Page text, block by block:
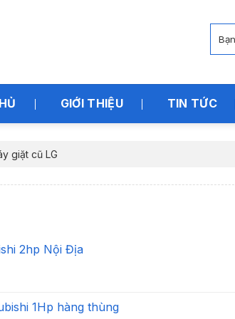
kiếm:
GIỚI THIỆU TIN TỨC
giặt cũ LG
2hp Nội Địa
1Hp hàng thùng